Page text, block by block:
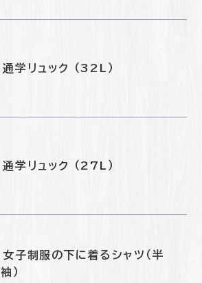
通学リュック （32L）
通学リュック （27L）
女子制服の下に着るシャツ（半
袖）